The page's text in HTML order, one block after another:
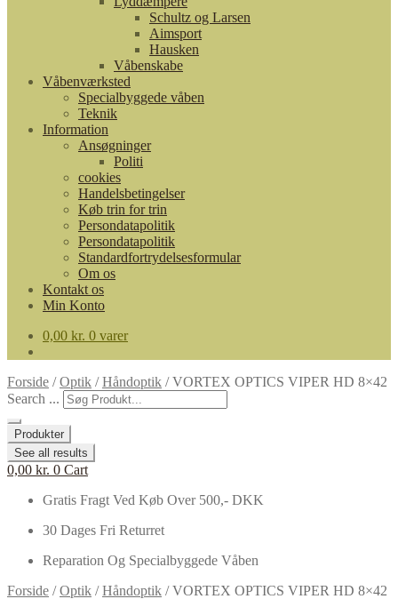
Schultz og Larsen
Aimsport
Hausken
Våbenskabe
Våbenværksted
Specialbyggede våben
Teknik
Information
Ansøgninger
Politi
cookies
Handelsbetingelser
Køb trin for trin
Persondatapolitik
Persondatapolitik
Standardfortrydelsesformular
Om os
Kontakt os
Min Konto
0,00 kr. 0 varer
Forside /Optik /Håndoptik /VORTEX OPTICS VIPER HD 8×42
Search ...
Produkter
See all results
0,00 kr. 0 Cart
Gratis Fragt Ved Køb Over 500,- DKK
30 Dages Fri Returret
Reparation Og Specialbyggede Våben
Forside /Optik /Håndoptik /VORTEX OPTICS VIPER HD 8×42